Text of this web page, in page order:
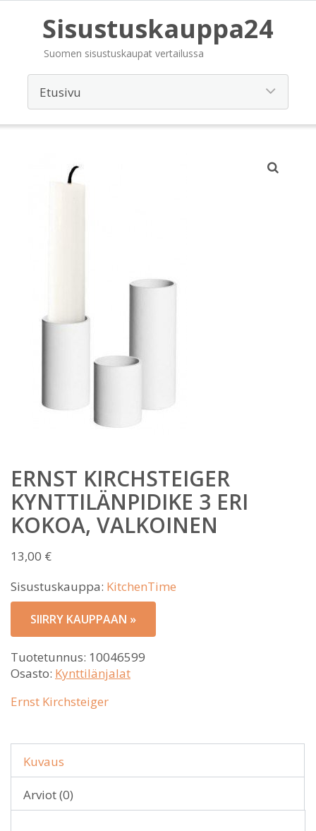
Sisustuskauppa24
Suomen sisustuskaupat vertailussa
ERNST KIRCHSTEIGER
KYNTTILÄNPIDIKE 3 ERI
KOKOA, VALKOINEN
13,00 €
Sisustuskauppa: KitchenTime
SIIRRY KAUPPAAN »
Tuotetunnus: 10046599
Osasto: Kynttilänjalat
Ernst Kirchsteiger
Kuvaus
Arviot (0)